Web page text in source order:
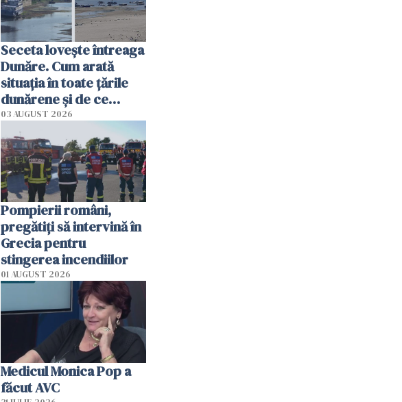
Seceta lovește întreaga
Dunăre. Cum arată
situația în toate țările
dunărene și de ce
România resimte
efectele, deși a plouat
în iulie
03 AUGUST 2026
Pompierii români,
pregătiţi să intervină în
Grecia pentru
stingerea incendiilor
01 AUGUST 2026
Medicul Monica Pop a
făcut AVC